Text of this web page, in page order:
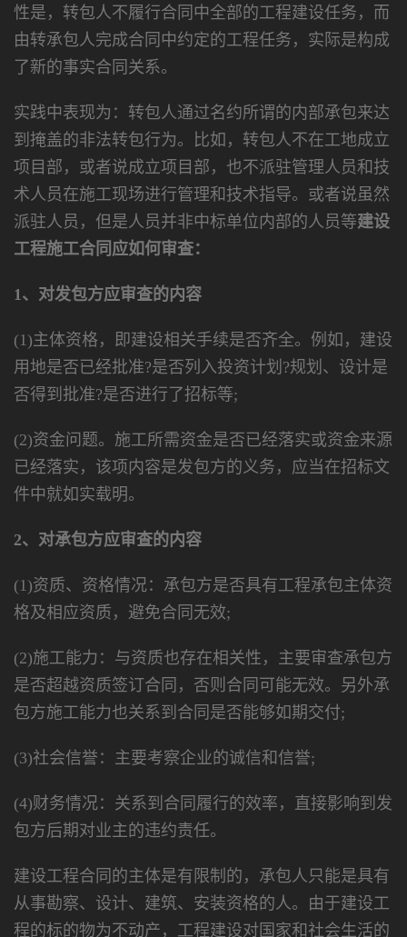
性是，转包人不履行合同中全部的工程建设任务，而
由转承包人完成合同中约定的工程任务，实际是构成
了新的事实合同关系。
实践中表现为：转包人通过名约所谓的内部承包来达
到掩盖的非法转包行为。比如，转包人不在工地成立
项目部，或者说成立项目部，也不派驻管理人员和技
术人员在施工现场进行管理和技术指导。或者说虽然
派驻人员，但是人员并非中标单位内部的人员等建设
工程施工合同应如何审查：
1、对发包方应审查的内容
(1)主体资格，即建设相关手续是否齐全。例如，建设
用地是否已经批准?是否列入投资计划?规划、设计是
否得到批准?是否进行了招标等;
(2)资金问题。施工所需资金是否已经落实或资金来源
已经落实，该项内容是发包方的义务，应当在招标文
件中就如实载明。
2、对承包方应审查的内容
(1)资质、资格情况：承包方是否具有工程承包主体资
格及相应资质，避免合同无效;
(2)施工能力：与资质也存在相关性，主要审查承包方
是否超越资质签订合同，否则合同可能无效。另外承
包方施工能力也关系到合同是否能够如期交付;
(3)社会信誉：主要考察企业的诚信和信誉;
(4)财务情况：关系到合同履行的效率，直接影响到发
包方后期对业主的违约责任。
建设工程合同的主体是有限制的，承包人只能是具有
从事勘察、设计、建筑、安装资格的人。由于建设工
程的标的物为不动产，工程建设对国家和社会生活的